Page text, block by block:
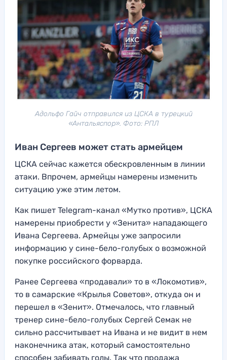
Адольфо Гайч отправился из ЦСКА в турецкий
«Антальяспор». Фото: РПЛ
Иван Сергеев может стать армейцем
ЦСКА сейчас кажется обескровленным в линии
атаки. Впрочем, армейцы намерены изменить
ситуацию уже этим летом.
Как пишет Telegram-канал «Мутко против», ЦСКА
намерены приобрести у «Зенита» нападающего
Ивана Сергеева. Армейцы уже запросили
информацию у сине-бело-голубых о возможной
покупке российского форварда.
Ранее Сергеева «продавали» то в «Локомотив»,
то в самарские «Крылья Советов», откуда он и
перешел в «Зенит». Отмечалось, что главный
тренер сине-бело-голубых Сергей Семак не
сильно рассчитывает на Ивана и не видит в нем
наконечника атак, который самостоятельно
способен забивать голы. Так что продажа